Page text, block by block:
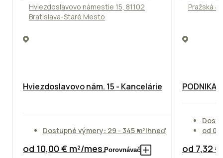
Hviezdoslavovo námestie 15, 81102
Bratislava-Staré Mesto
Hviezdoslavovo nám. 15 - Kancelárie
Dostupné výmery: 29 - 345 m²Ihneď
od 10,00 € m²/mes.Porovnávač
Pražská
od
od 7,32